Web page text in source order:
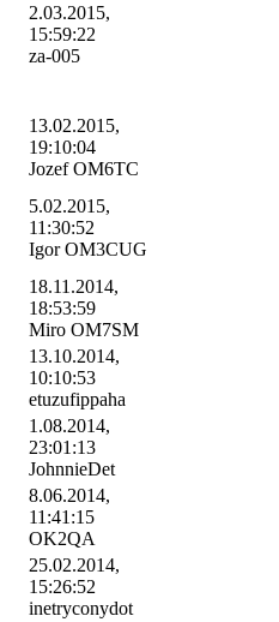
2.03.2015,
15:59:22
za-005
13.02.2015,
19:10:04
Jozef OM6TC
5.02.2015,
11:30:52
Igor OM3CUG
18.11.2014,
18:53:59
Miro OM7SM
13.10.2014,
10:10:53
etuzufippaha
1.08.2014,
23:01:13
JohnnieDet
8.06.2014,
11:41:15
OK2QA
25.02.2014,
15:26:52
inetryconydot